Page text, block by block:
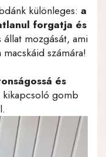
különleges: a
forgatja és
mozgását, ami
számára!
és
gomb